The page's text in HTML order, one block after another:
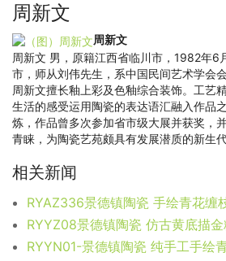
周新文
周新文
周新文 男，原籍江西省临川市，1982年6
市，师从刘伟先生，系中国民间艺术学会会
周新文擅长釉上彩及色釉综合装饰。工艺
生活的感受运用陶瓷的表达语汇融入作品
炼，作品曾多次参加省市级大展并获奖，
青睐，为陶瓷艺苑颇具有发展潜质的新生代
相关新闻